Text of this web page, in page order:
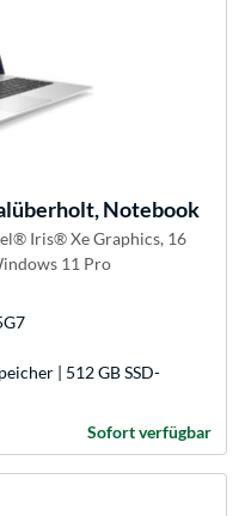
Notebook
Iris® Xe Graphics, 16
11 Pro
| 512 GB SSD-
Sofort verfügbar